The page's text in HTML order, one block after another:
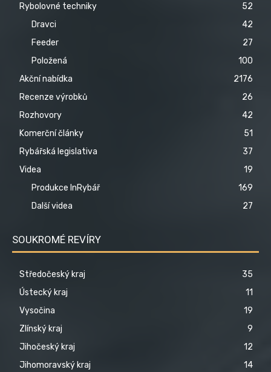
Rybolovné techniky
52
Dravci
42
Feeder
27
Položená
100
Akční nabídka
2176
Recenze výrobků
26
Rozhovory
42
Komerční články
51
Rybářská legislativa
37
Videa
19
Produkce InRybář
169
Další videa
27
SOUKROMÉ REVÍRY
Středočeský kraj
35
Ústecký kraj
11
Vysočina
19
Zlínský kraj
9
Jihočeský kraj
12
Jihomoravský kraj
14